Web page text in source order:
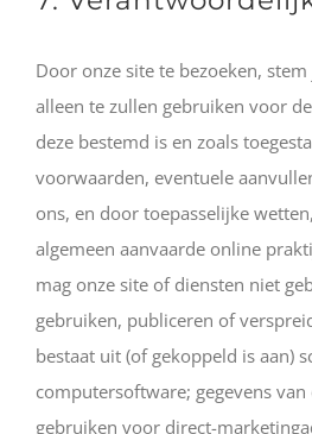
Door onze site te bezoeken,
alleen te zullen gebruiken voor
deze bestemd is en zoals
voorwaarden, eventuele
ons, en door toepasselijke
algemeen aanvaarde online
mag onze site of diensten niet
gebruiken, publiceren of
bestaat uit (of gekoppeld is aan)
computersoftware; gegevens
gebruiken voor direct-